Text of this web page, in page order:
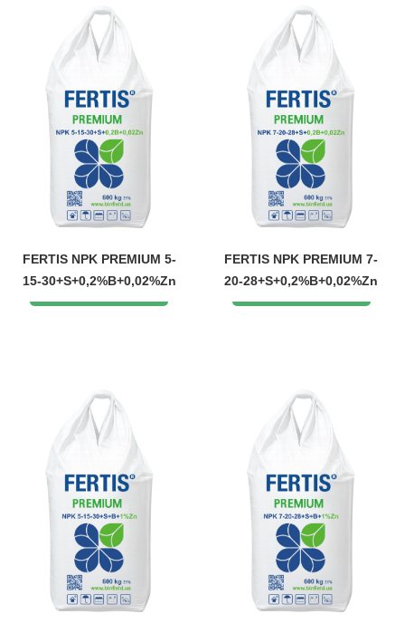
FERTIS NPK PREMIUM 5-
15-30+S+0,2%B+0,02%Zn
FERTIS NPK PREMIUM 7-
20-28+S+0,2%B+0,02%Zn